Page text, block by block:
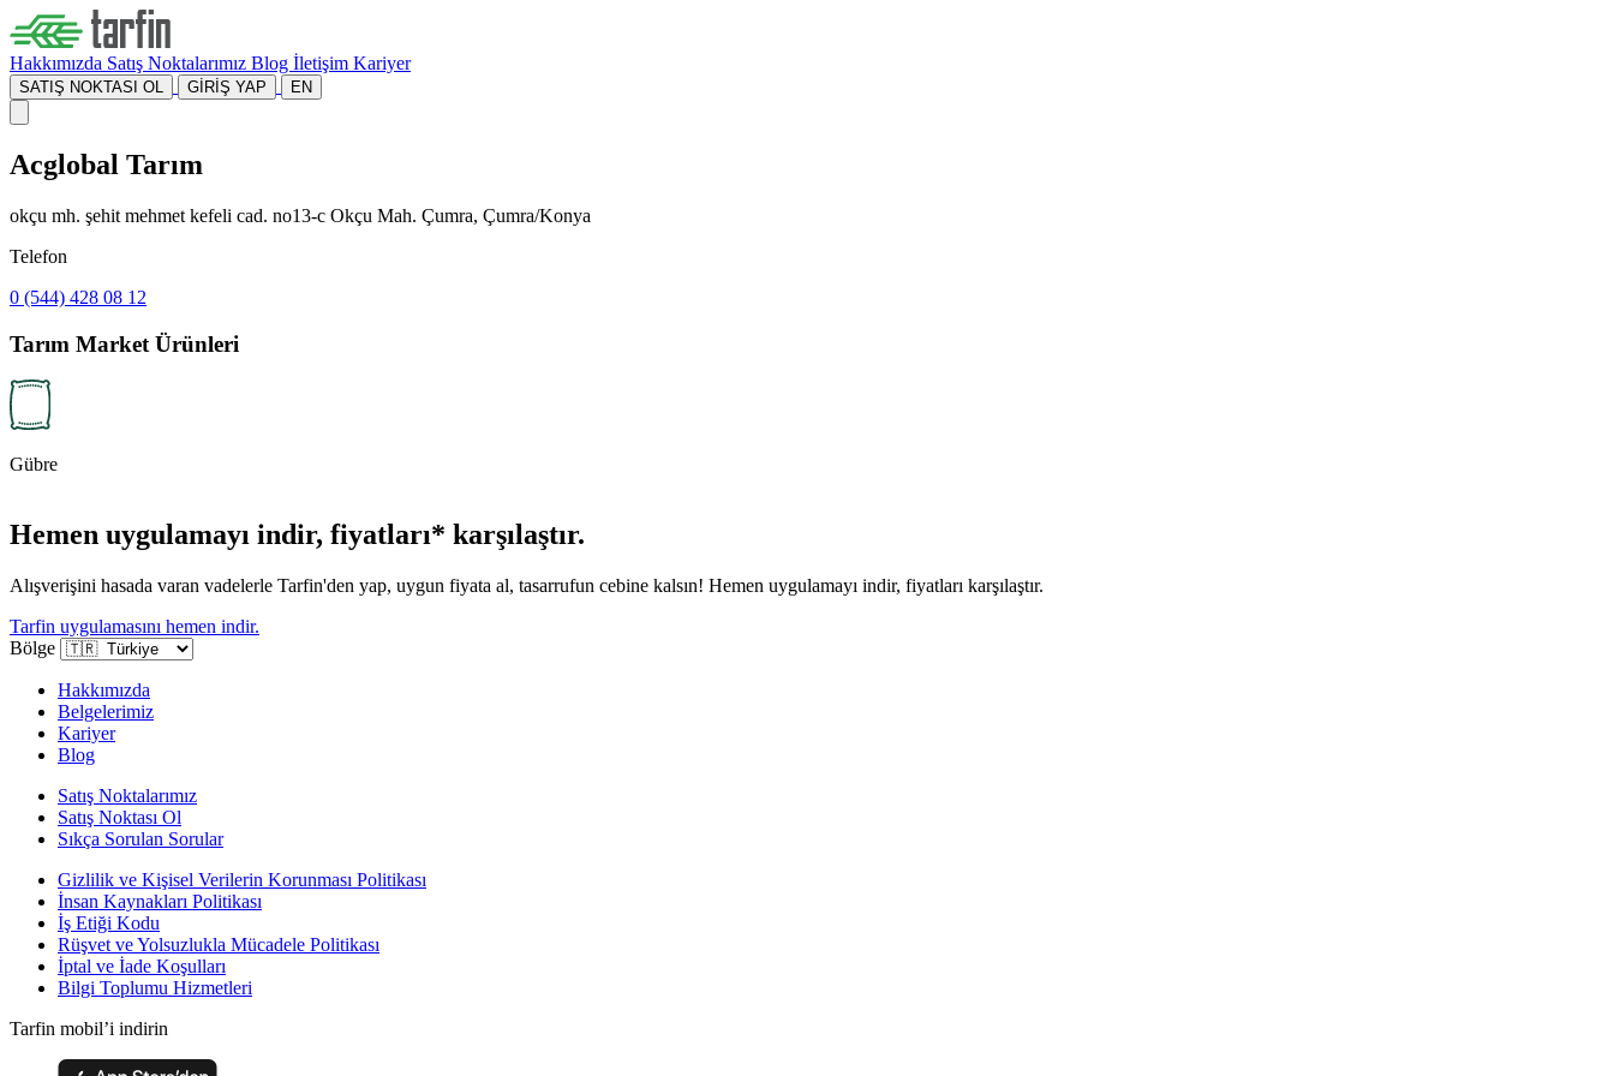
Hakkımızda Satış Noktalarımız Blog İletişim Kariyer
SATIŞ NOKTASI OL GİRİŞ YAP EN
Acglobal Tarım
okçu mh. şehit mehmet kefeli cad. no13-c Okçu Mah. Çumra, Çumra/Konya
Telefon
0 (544) 428 08 12
Tarım Market Ürünleri
Gübre
Hemen uygulamayı indir, fiyatları* karşılaştır.
Alışverişini hasada varan vadelerle Tarfin'den yap, uygun fiyata al, tasarrufun cebine kalsın! Hemen uygulamayı indir, fiyatları karşılaştır.
Tarfin uygulamasını hemen indir.
Bölge
Hakkımızda
Belgelerimiz
Kariyer
Blog
Satış Noktalarımız
Satış Noktası Ol
Sıkça Sorulan Sorular
Gizlilik ve Kişisel Verilerin Korunması Politikası
İnsan Kaynakları Politikası
İş Etiği Kodu
Rüşvet ve Yolsuzlukla Mücadele Politikası
İptal ve İade Koşulları
Bilgi Toplumu Hizmetleri
Tarfin mobil’i indirin